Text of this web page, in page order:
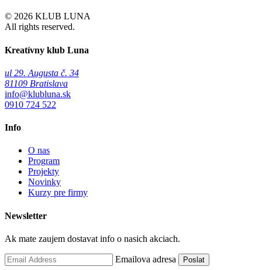
© 2026 KLUB LUNA
All rights reserved.
Kreatívny klub Luna
ul 29. Augusta č. 34
81109 Bratislava
info@klubluna.sk
0910 724 522
Info
O nas
Program
Projekty
Novinky
Kurzy pre firmy
Newsletter
Ak mate zaujem dostavat info o nasich akciach.
Emailova adresa